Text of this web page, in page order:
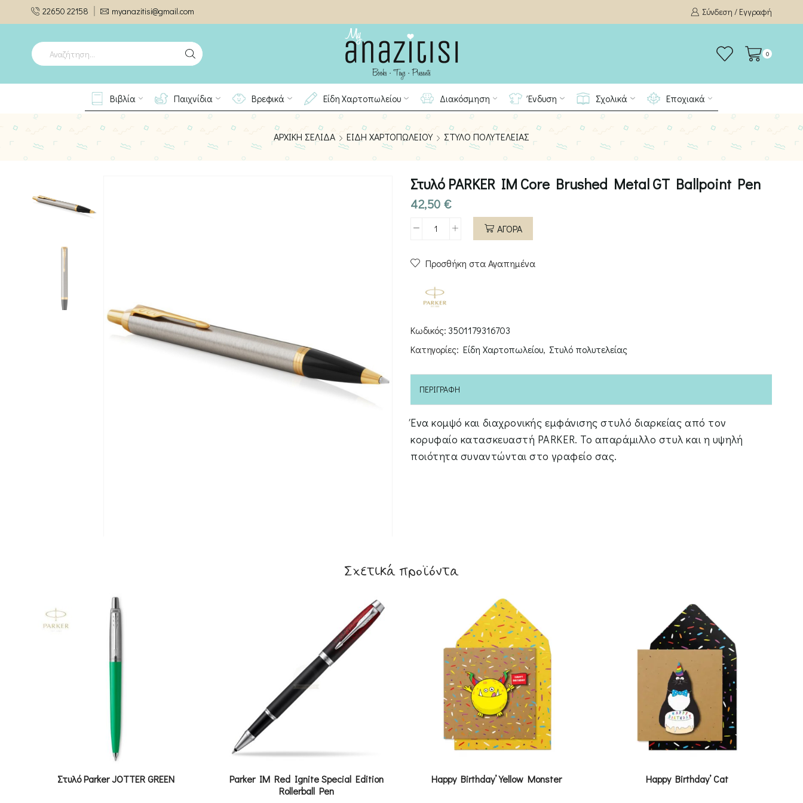
22650 22158 myanazitisi@gmail.com Σύνδεση / Εγγραφή
0
Βιβλία Παιχνίδια Βρεφικά Είδη Χαρτοπωλείου Διακόσμηση Ένδυση Σχολικά Εποχιακά
ΑΡΧΙΚΉ ΣΕΛΊΔΑ ΕΊΔΗ ΧΑΡΤΟΠΩΛΕΊΟΥ ΣΤΥΛΌ ΠΟΛΥΤΕΛΕΊΑΣ
Στυλό PARKER IM Core Brushed Metal GT Ballpoint Pen
42,50 €
Στυλό
IM
Brushed
Metal
GT
Ballpoint
Pen
ΑΓΟΡΑ
Προσθήκη στα Αγαπημένα
Κωδικός: 3501179316703
Κατηγορίες: Είδη Χαρτοπωλείου, Στυλό πολυτελείας
ΠΕΡΙΓΡΑΦΉ
Ένα κομψό και διαχρονικής εμφάνισης στυλό διαρκείας από τον
κορυφαίο κατασκευαστή PARKER. Το απαράμιλλο στυλ και η υψηλή
ποιότητα συναντώνται στο γραφείο σας.
Σχετικά προϊόντα
Στυλό Parker JOTTER GREEN
Parker IM Red Ignite Special Edition
Rollerball Pen
Happy Birthday’ Yellow Monster Happy Birthday’ Cat